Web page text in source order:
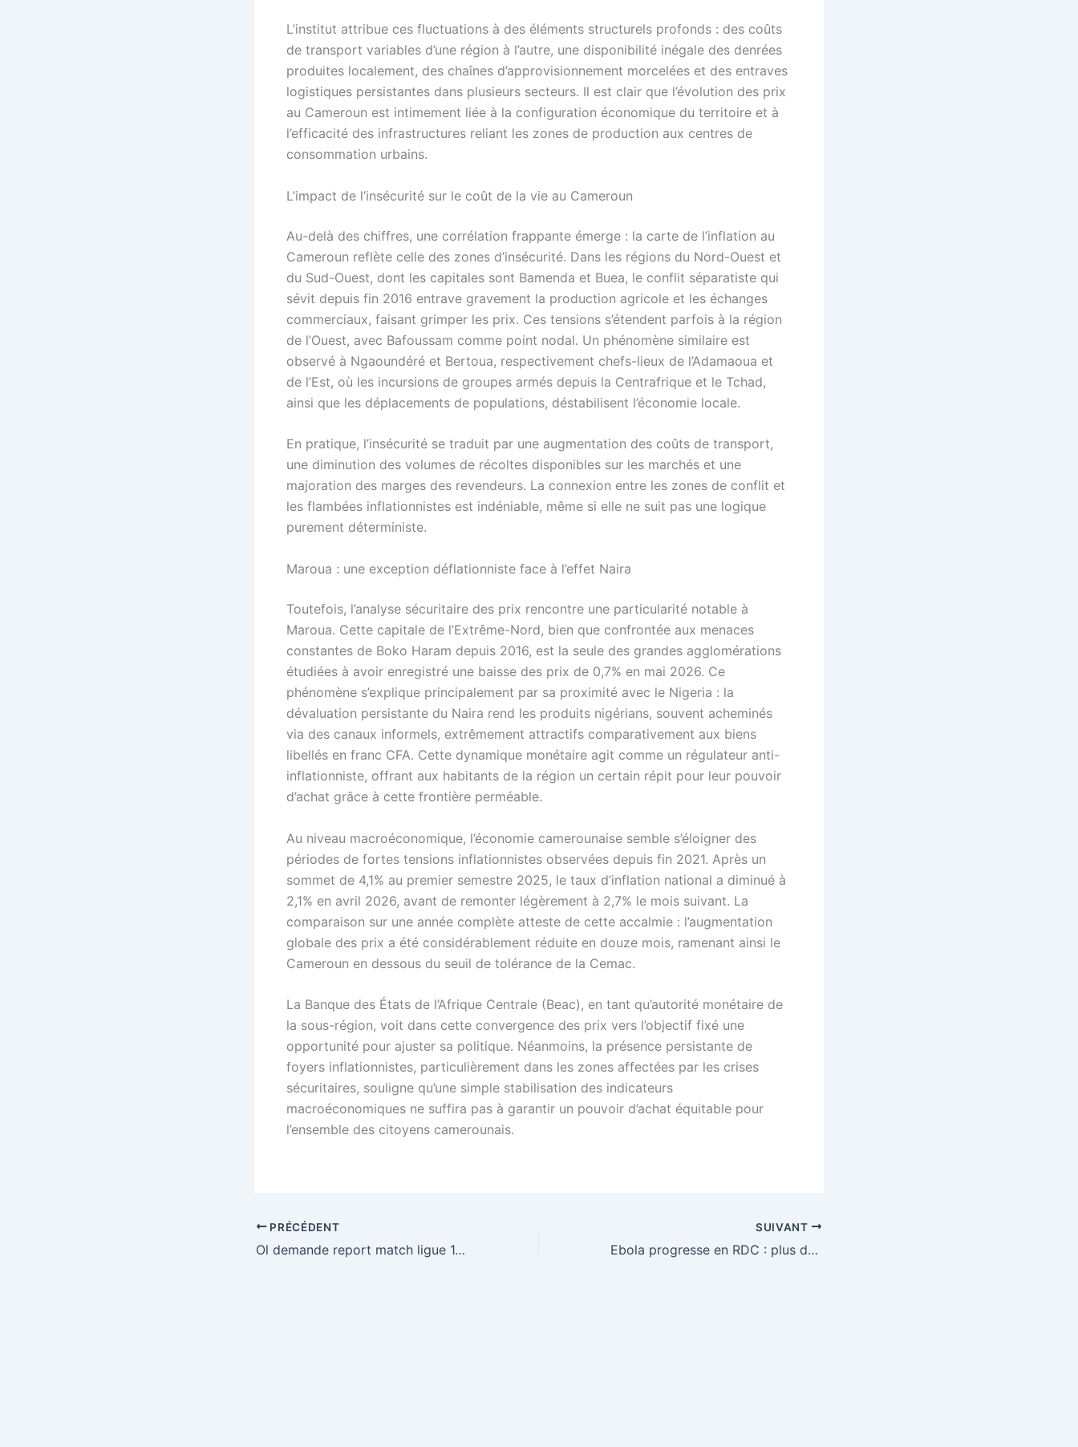
L’institut attribue ces fluctuations à des éléments structurels profonds : des coûts
de transport variables d’une région à l’autre, une disponibilité inégale des denrées
produites localement, des chaînes d’approvisionnement morcelées et des entraves
logistiques persistantes dans plusieurs secteurs. Il est clair que l’évolution des prix
au Cameroun est intimement liée à la configuration économique du territoire et à
l’efficacité des infrastructures reliant les zones de production aux centres de
consommation urbains.
L’impact de l’insécurité sur le coût de la vie au Cameroun
Au-delà des chiffres, une corrélation frappante émerge : la carte de l’inflation au
Cameroun reflète celle des zones d’insécurité. Dans les régions du Nord-Ouest et
du Sud-Ouest, dont les capitales sont Bamenda et Buea, le conflit séparatiste qui
sévit depuis fin 2016 entrave gravement la production agricole et les échanges
commerciaux, faisant grimper les prix. Ces tensions s’étendent parfois à la région
de l’Ouest, avec Bafoussam comme point nodal. Un phénomène similaire est
observé à Ngaoundéré et Bertoua, respectivement chefs-lieux de l’Adamaoua et
de l’Est, où les incursions de groupes armés depuis la Centrafrique et le Tchad,
ainsi que les déplacements de populations, déstabilisent l’économie locale.
En pratique, l’insécurité se traduit par une augmentation des coûts de transport,
une diminution des volumes de récoltes disponibles sur les marchés et une
majoration des marges des revendeurs. La connexion entre les zones de conflit et
les flambées inflationnistes est indéniable, même si elle ne suit pas une logique
purement déterministe.
Maroua : une exception déflationniste face à l’effet Naira
Toutefois, l’analyse sécuritaire des prix rencontre une particularité notable à
Maroua. Cette capitale de l’Extrême-Nord, bien que confrontée aux menaces
constantes de Boko Haram depuis 2016, est la seule des grandes agglomérations
étudiées à avoir enregistré une baisse des prix de 0,7% en mai 2026. Ce
phénomène s’explique principalement par sa proximité avec le Nigeria : la
dévaluation persistante du Naira rend les produits nigérians, souvent acheminés
via des canaux informels, extrêmement attractifs comparativement aux biens
libellés en franc CFA. Cette dynamique monétaire agit comme un régulateur anti-
inflationniste, offrant aux habitants de la région un certain répit pour leur pouvoir
d’achat grâce à cette frontière perméable.
Au niveau macroéconomique, l’économie camerounaise semble s’éloigner des
périodes de fortes tensions inflationnistes observées depuis fin 2021. Après un
sommet de 4,1% au premier semestre 2025, le taux d’inflation national a diminué à
2,1% en avril 2026, avant de remonter légèrement à 2,7% le mois suivant. La
comparaison sur une année complète atteste de cette accalmie : l’augmentation
globale des prix a été considérablement réduite en douze mois, ramenant ainsi le
Cameroun en dessous du seuil de tolérance de la Cemac.
La Banque des États de l’Afrique Centrale (Beac), en tant qu’autorité monétaire de
la sous-région, voit dans cette convergence des prix vers l’objectif fixé une
opportunité pour ajuster sa politique. Néanmoins, la présence persistante de
foyers inflationnistes, particulièrement dans les zones affectées par les crises
sécuritaires, souligne qu’une simple stabilisation des indicateurs
macroéconomiques ne suffira pas à garantir un pouvoir d’achat équitable pour
l’ensemble des citoyens camerounais.
PRÉCÉDENT
Ol demande report match ligue 1, lfp maintient calendrier
SUIVANT
Ebola progresse en RDC : plus de 1 500 cas confirmés et 500 décès recensés